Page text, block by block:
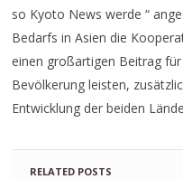
so Kyoto News werde “
Bedarfs in Asien die
einen großartigen Beitrag
Bevölkerung leisten,
Entwicklung der beiden
RELATED POSTS